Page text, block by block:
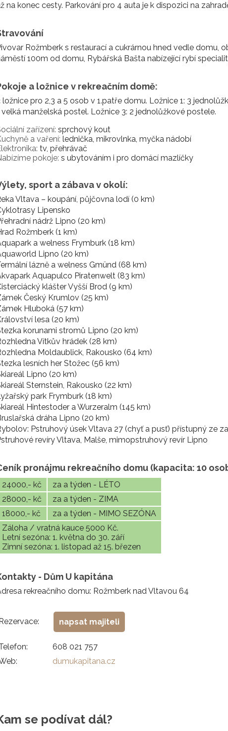
na konec cesty. Parkování pro 4 auta je k dispozici na
Rožmberk s restaurací a cukrárnou hned vedle domu,
100m od domu, Rybářská Bašta nabízející rybí
a ložnice v rekreačním domě:
ložnice pro 2,3 a 5 osob v 1.patře domu. Ložnice 1: 3
velká manželská postel. Ložnice 3: 2 jednolůžkové postele.
zařízení: sprchový kout
a vaření: lednička, mikrovlnka, myčka nádobí
tv, přehrávač
pokoje: s ubytováním i pro domácí mazlíčky
sport a zábava v okolí:
Vltava – koupání, půjčovna lodí (0 km)
Lipensko
nádrž Lipno (20 km)
Rožmberk (1 km)
a welness Frymburk (18 km)
Lipno (20 km)
lázně a welness Gmünd (68 km)
Aquapulco Piratenwelt (83 km)
klášter Vyšší Brod (9 km)
Český Krumlov (25 km)
Hluboká (57 km)
lesa (20 km)
korunami stromů Lipno (20 km)
Vítkův hrádek (28 km)
Moldaublick, Rakousko (64 km)
lesních her Stožec (56 km)
Lipno (20 km)
Sternstein, Rakousko (22 km)
park Frymburk (18 km)
Hintestoder a Wurzeralm (145 km)
dráha Lipno (20 km)
Pstruhový úsek Vltava 27 (chyť a pusť) přístupný ze
revíry Vltava, Malše, mimopstruhový revír Lipno
pronájmu rekreačního domu (kapacita: 10
24000,- kč
za a týden - LÉTO
28000,- kč
za a týden - ZIMA
18000,- kč
za a týden - MIMO SEZÓNA
Záloha / vratná kauce 5000 Kč.
Letní sezóna: 1. května do 30. září
Zimní sezóna: 1. listopad až 15. březen
- Dům U kapitána
rekreačního domu: Rožmberk nad Vltavou 64
napsat majiteli
608 021 757
dumukapitana.cz
se podívat dál?